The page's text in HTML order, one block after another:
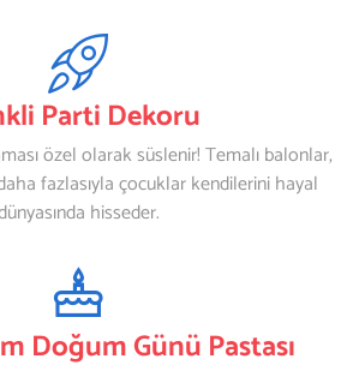
Parti Dekoru
özel olarak süslenir! Temalı balonlar,
fazlasıyla çocuklar kendilerini hayal
hisseder.
Doğum Günü Pastası